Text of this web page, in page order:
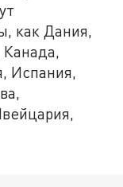
как Дания,
Испания,